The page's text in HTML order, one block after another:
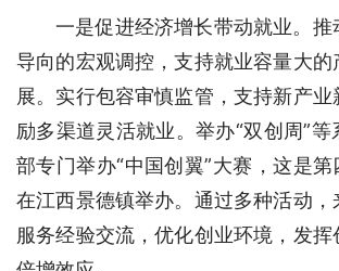
一是促进经济增长带动就业。
导向的宏观调控，支持就业容量大
展。实行包容审慎监管，支持新产
励多渠道灵活就业。举办“双创周”
部专门举办“中国创翼”大赛，这是第
在江西景德镇举办。通过多种活动，
服务经验交流，优化创业环境，发